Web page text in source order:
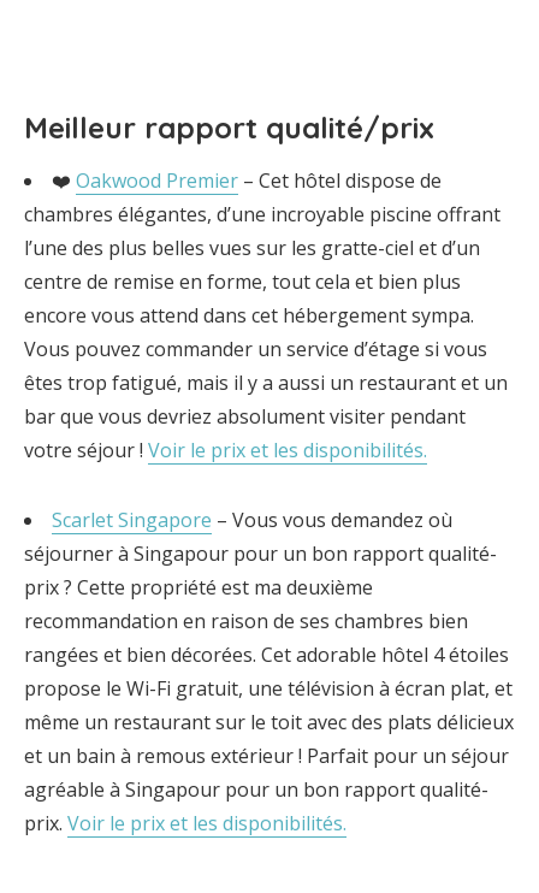
Meilleur rapport qualité/prix
❤️ Oakwood Premier – Cet hôtel dispose de
chambres élégantes, d’une incroyable piscine offrant
l’une des plus belles vues sur les gratte-ciel et d’un
centre de remise en forme, tout cela et bien plus
encore vous attend dans cet hébergement sympa.
Vous pouvez commander un service d’étage si vous
êtes trop fatigué, mais il y a aussi un restaurant et un
bar que vous devriez absolument visiter pendant
votre séjour ! Voir le prix et les disponibilités.
Scarlet Singapore – Vous vous demandez où
séjourner à Singapour pour un bon rapport qualité-
prix ? Cette propriété est ma deuxième
recommandation en raison de ses chambres bien
rangées et bien décorées. Cet adorable hôtel 4 étoiles
propose le Wi-Fi gratuit, une télévision à écran plat, et
même un restaurant sur le toit avec des plats délicieux
et un bain à remous extérieur ! Parfait pour un séjour
agréable à Singapour pour un bon rapport qualité-
prix. Voir le prix et les disponibilités.